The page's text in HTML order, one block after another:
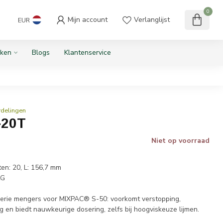
EUR Mijn account Verlanglijst
0
Blogs Klantenservice
Niet op voorraad
20, L: 156,7 mm
mengers voor MIXPAC® S-50: voorkomt verstopping,
en biedt nauwkeurige dosering, zelfs bij hoogviskeuze lijmen.